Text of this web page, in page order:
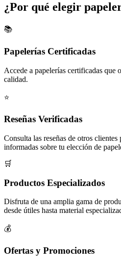
¿Por qué elegir
📚
Papelerías Certificadas
Accede a papelerías certificadas que
calidad.
⭐
Reseñas Verificadas
Consulta las reseñas de otros clientes
informadas sobre tu elección de
🛒
Productos Especializados
Disfruta de una amplia gama de
desde útiles hasta material
💰
Ofertas y Promociones